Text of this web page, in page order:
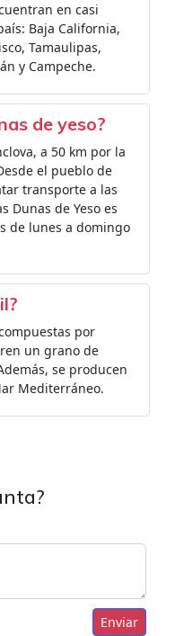
en casi
Baja California,
Tamaulipas,
y Campeche.
de yeso?
a 50 km por la
el pueblo de
transporte a las
Dunas de Yeso es
de lunes a domingo
por
un grano de
se producen
Mediterráneo.
Enviar